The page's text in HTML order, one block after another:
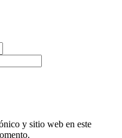
y sitio web en este